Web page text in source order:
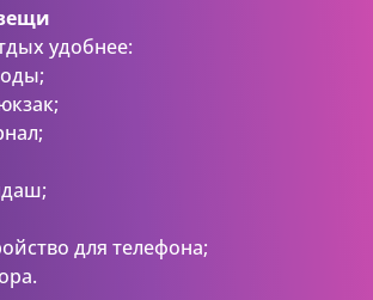
удобнее:
для телефона;